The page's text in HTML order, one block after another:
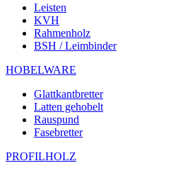
Leisten
KVH
Rahmenholz
BSH / Leimbinder
HOBELWARE
Glattkantbretter
Latten gehobelt
Rauspund
Fasebretter
PROFILHOLZ